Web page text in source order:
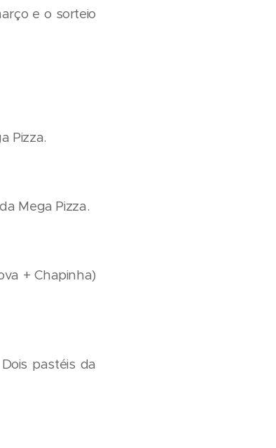
e o sorteio
Pizza.
Mega Pizza.
+ Chapinha)
pastéis da